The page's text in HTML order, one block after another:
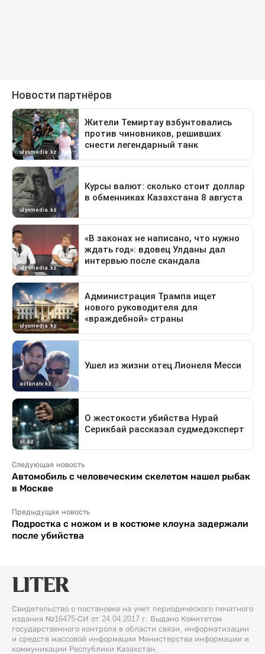
Следующая новость
Автомобиль с человеческим скелетом нашел рыбак
в Москве
Предыдущая новость
Подростка с ножом и в костюме клоуна задержали
после убийства
Свидетельство о постановке на учет периодического печатного
издания №16475-СИ от 24.04.2017 г. Выдано Комитетом
государственного контроля в области связи, информатизации
и средств массовой информации Министерства информации и
коммуникации Республики Казахстан.